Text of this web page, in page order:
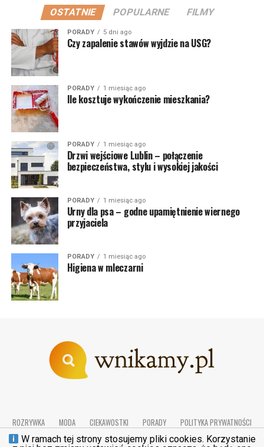
OSTATNIE POPULARNE FILMY
PORADY 5 dni ago
Czy zapalenie stawów wyjdzie na USG?
PORADY 1 miesiąc ago
Ile kosztuje wykończenie mieszkania?
PORADY 1 miesiąc ago
Drzwi wejściowe Lublin – połączenie
bezpieczeństwa, stylu i wysokiej jakości
PORADY 1 miesiąc ago
Urny dla psa – godne upamiętnienie wiernego
przyjaciela
PORADY 1 miesiąc ago
Higiena w mleczarni
ROZRYWKA MODA CIEKAWOSTKI PORADY
POLITYKA PRYWATNOŚCI
REGULAMIN
KONTAKT
W ramach tej strony stosujemy pliki cookies. Korzystanie